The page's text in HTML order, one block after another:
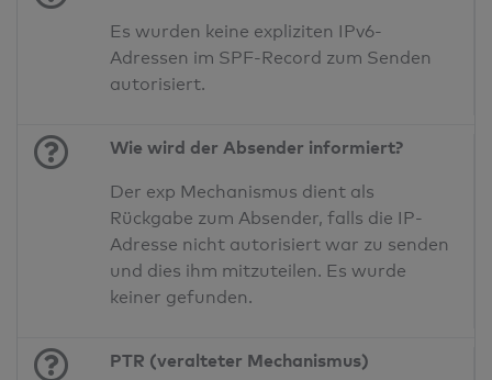
Es wurden keine expliziten IPv6-
Adressen im SPF-Record zum Senden
autorisiert.
Wie wird der Absender informiert?
Der exp Mechanismus dient als
Rückgabe zum Absender, falls die IP-
Adresse nicht autorisiert war zu senden
und dies ihm mitzuteilen. Es wurde
keiner gefunden.
PTR (veralteter Mechanismus)